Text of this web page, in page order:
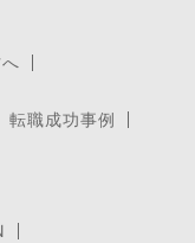
転職成功事例